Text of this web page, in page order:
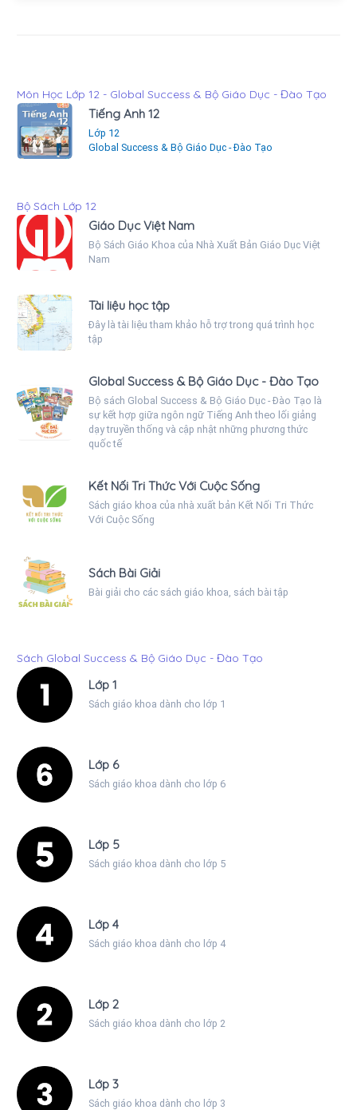
Môn Học Lớp 12 - Global Success & Bộ Giáo Dục - Đào Tạo
Tiếng Anh 12
Lớp 12
Global Success & Bộ Giáo Dục - Đào Tạo
Bộ Sách Lớp 12
Giáo Dục Việt Nam
Bộ Sách Giáo Khoa của Nhà Xuất Bản Giáo Dục Việt
Nam
Tài liệu học tập
Đây là tài liệu tham khảo hỗ trợ trong quá trình học
tập
Global Success & Bộ Giáo Dục - Đào Tạo
Bộ sách Global Success & Bộ Giáo Dục - Đào Tạo là
sự kết hợp giữa ngôn ngữ Tiếng Anh theo lối giảng
dạy truyền thống và cập nhật những phương thức
quốc tế
Kết Nối Tri Thức Với Cuộc Sống
Sách giáo khoa của nhà xuất bản Kết Nối Tri Thức
Với Cuộc Sống
Sách Bài Giải
Bài giải cho các sách giáo khoa, sách bài tập
Sách Global Success & Bộ Giáo Dục - Đào Tạo
Lớp 1
Sách giáo khoa dành cho lớp 1
Lớp 6
Sách giáo khoa dành cho lớp 6
Lớp 5
Sách giáo khoa dành cho lớp 5
Lớp 4
Sách giáo khoa dành cho lớp 4
Lớp 2
Sách giáo khoa dành cho lớp 2
Lớp 3
Sách giáo khoa dành cho lớp 3